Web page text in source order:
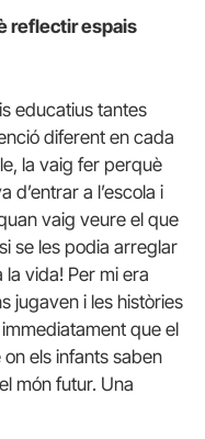
reflectir espais
educatius tantes
diferent en cada
la vaig fer perquè
d’entrar a l’escola i
vaig veure el que
se les podia arreglar
la vida! Per mi era
jugaven i les històries
que el
els infants saben
món futur. Una